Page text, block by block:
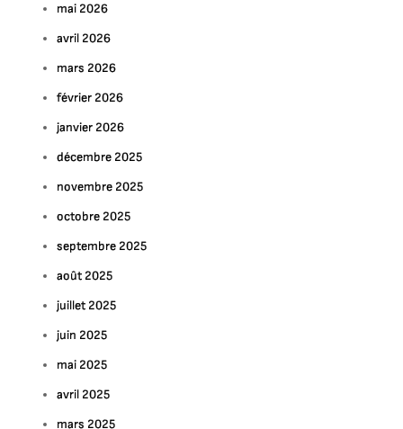
mai 2026
avril 2026
mars 2026
février 2026
janvier 2026
décembre 2025
novembre 2025
octobre 2025
septembre 2025
août 2025
juillet 2025
juin 2025
mai 2025
avril 2025
mars 2025